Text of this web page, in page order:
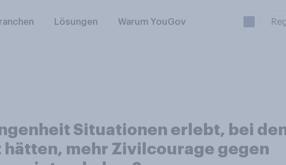
Lösungen Warum YouGov
Situationen erlebt, bei
hätten, mehr Zivilcourage gegen